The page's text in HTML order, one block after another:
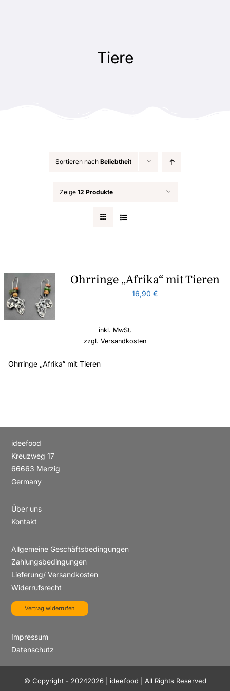
Tiere
Sortieren nach Beliebtheit
Zeige 12 Produkte
Ohrringe „Afrika“ mit Tieren
16,90€
inkl. MwSt.
zzgl. Versandkosten
Ohrringe „Afrika“ mit Tieren
ideefood
Kreuzweg 17
66663 Merzig
Germany
Über uns
Kontakt
Allgemeine Geschäftsbedingungen
Zahlungsbedingungen
Lieferung/ Versandkosten
Widerrufsrecht
Vertrag widerrufen
Impressum
Datenschutz
© Copyright - 20242026 | ideefood | All Rights Reserved